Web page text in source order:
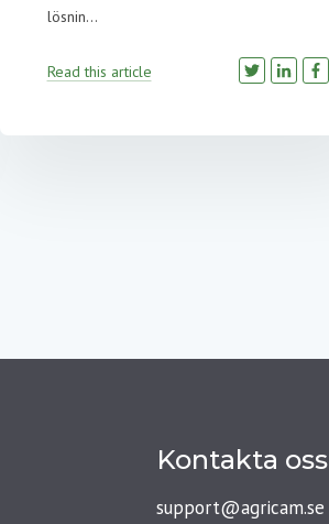
lösnin...
Read this article
Kontakta oss
support@agricam.se